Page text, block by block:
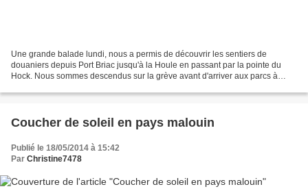
Une grande balade lundi, nous a permis de découvrir les sentiers de
douaniers depuis Port Briac jusqu'à la Houle en passant par la pointe du
Hock. Nous sommes descendus sur la grève avant d'arriver aux parcs à
Coucher de soleil en pays malouin
Publié le 18/05/2014 à 15:42
Par Christine7478